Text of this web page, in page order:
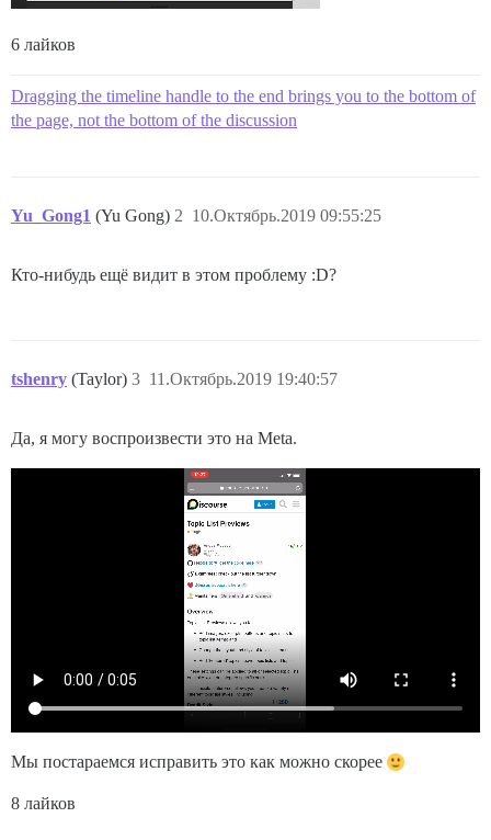
6 лайков
Dragging the timeline handle to the end brings you to the bottom of
the page, not the bottom of the discussion
Yu_Gong1 (Yu Gong) 10.Октябрь.2019 09:55:25
2
Кто-нибудь ещё видит в этом проблему :D?
tshenry (Taylor) 11.Октябрь.2019 19:40:57
3
Да, я могу воспроизвести это на Meta.
Мы постараемся исправить это как можно скорее
8 лайков